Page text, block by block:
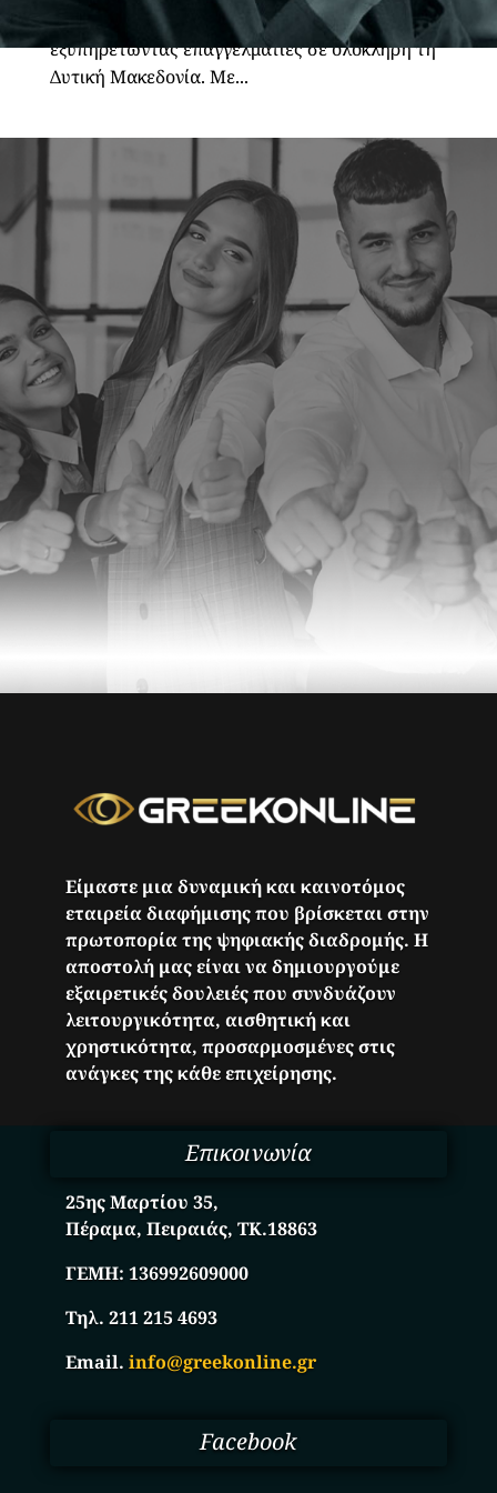
χονδρικής εμπορίας και διανομής ποτών,
εξυπηρετώντας επαγγελματίες σε ολόκληρη τη
Δυτική Μακεδονία. Με...
Είμαστε μια δυναμική και καινοτόμος
εταιρεία διαφήμισης που βρίσκεται στην
πρωτοπορία της ψηφιακής διαδρομής. Η
αποστολή μας είναι να δημιουργούμε
εξαιρετικές δουλειές που συνδυάζουν
λειτουργικότητα, αισθητική και
χρηστικότητα, προσαρμοσμένες στις
ανάγκες της κάθε επιχείρησης.
Επικοινωνία
25ης Μαρτίου 35,
Πέραμα, Πειραιάς, ΤΚ.18863
ΓΕΜΗ:136992609000
Τηλ. 211 215 4693
Email.info@greekonline.gr
Facebook